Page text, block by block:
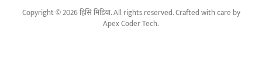
Copyright © 2026 हिसि मिडिया. All rights reserved. Crafted with care by
Apex Coder Tech.